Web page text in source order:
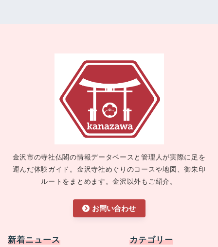
金沢市の寺社仏閣の情報データベースと管理人が実際に足を
運んだ体験ガイド。金沢寺社めぐりのコースや地図、御朱印
ルートをまとめます。金沢以外もご紹介。
お問い合わせ
新着ニュース カテゴリー